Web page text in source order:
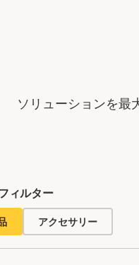
ソリューションを最
ィルター
アクセサリー